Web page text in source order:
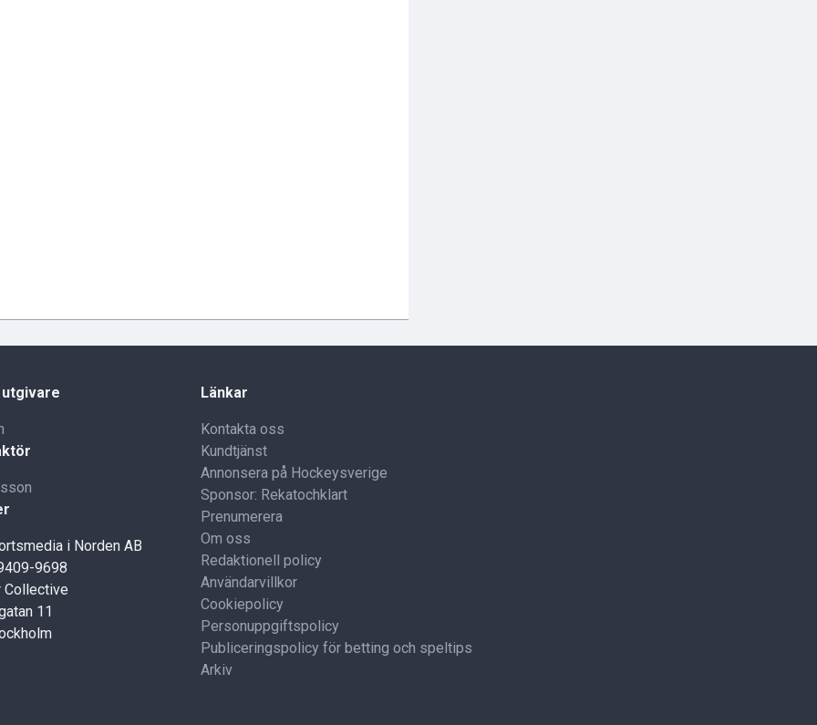
i Norden AB
9698
11
Länkar
Kontakta oss
Kundtjänst
Annonsera på Hockeysverige
Sponsor: Rekatochklart
Prenumerera
Om oss
Redaktionell policy
Användarvillkor
Cookiepolicy
Personuppgiftspolicy
Publiceringspolicy för betting och speltips
Arkiv